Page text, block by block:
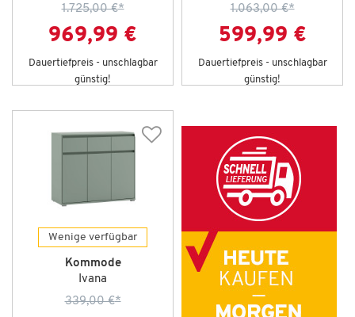
1.725,00 €*
969,99 €
Dauertiefpreis - unschlagbar
günstig!
1.063,00 €*
599,99 €
Dauertiefpreis - unschlagbar
günstig!
Wenige verfügbar
Kommode
Ivana
339,00 €*